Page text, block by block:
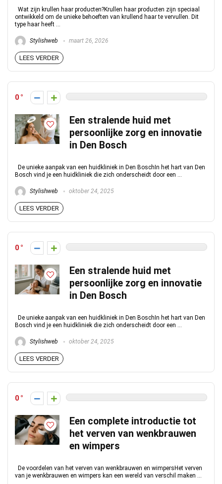
Wat zijn krullen haar producten?Krullen haar producten zijn speciaal
ontwikkeld om de unieke behoeften van krullend haar te vervullen. Dit
type haar heeft ...
Stylishweb maart 26, 2026
LEES VERDER
0
Een stralende huid met
persoonlijke zorg en innovatie
in Den Bosch
De unieke aanpak van een huidkliniek in Den BoschIn het hart van Den
Bosch vind je een huidkliniek die zich onderscheidt door een ...
Stylishweb oktober 24, 2025
LEES VERDER
0
Een stralende huid met
persoonlijke zorg en innovatie
in Den Bosch
De unieke aanpak van een huidkliniek in Den BoschIn het hart van Den
Bosch vind je een huidkliniek die zich onderscheidt door een ...
Stylishweb oktober 24, 2025
LEES VERDER
0
Een complete introductie tot
het verven van wenkbrauwen
en wimpers
De voordelen van het verven van wenkbrauwen en wimpersHet verven
van je wenkbrauwen en wimpers kan een wereld van verschil maken ...